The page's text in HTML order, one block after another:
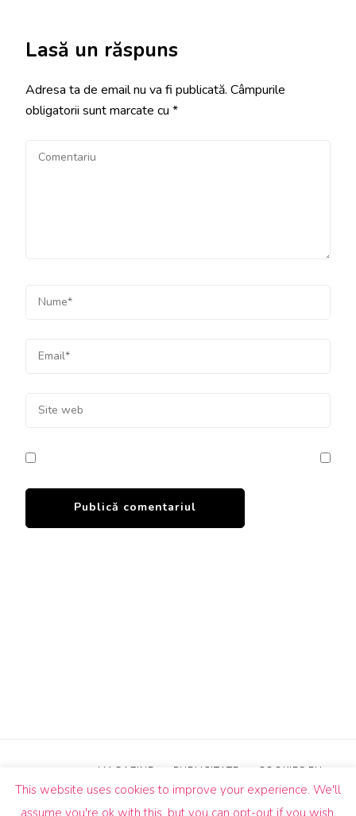
Lasă un răspuns
Adresa ta de email nu va fi publicată. Câmpurile
obligatorii sunt marcate cu *
MAGAZINE PUBLICITATE COOKIES EU
This website uses cookies to improve your experience. We'll
assume you're ok with this, but you can opt-out if you wish.